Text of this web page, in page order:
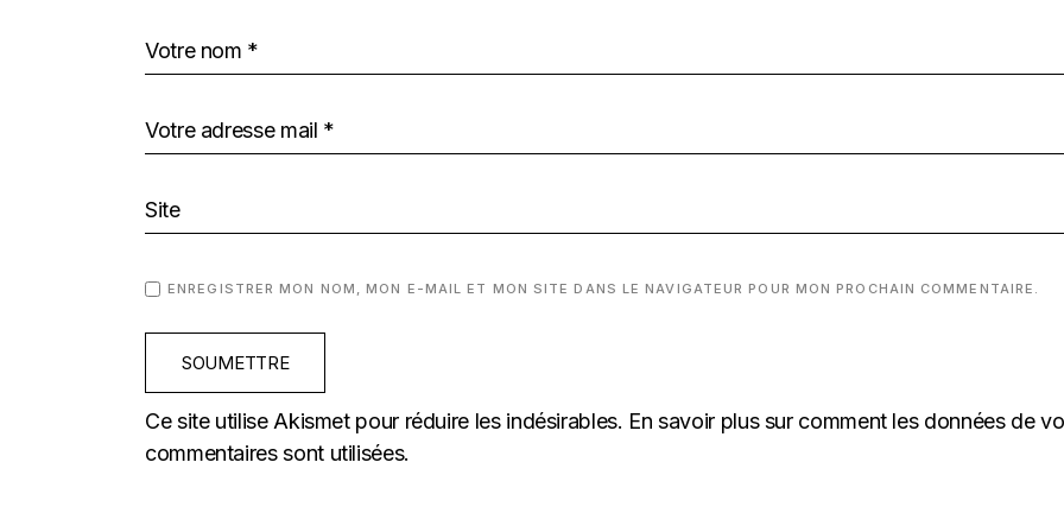
ENREGISTRER MON NOM, MON E-MAIL ET MON SITE DANS LE NAVIGATEUR POUR MON PROCHAIN COMMENTAIRE.
SOUMETTRE
Ce site utilise Akismet pour réduire les indésirables. En savoir plus sur comment les données de
commentaires sont utilisées.